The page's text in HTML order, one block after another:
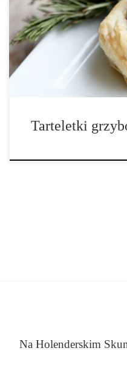
łyżki stołowe mąki 3/4
migdałowego 1 opakowanie
nasion konopi 1/4 szklanki
gotowych tarteletek 1. W
6) i miksuj do uzyskania
Tarteletki
Na Holenderskim